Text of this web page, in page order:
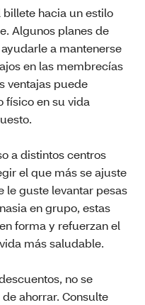
hacia un estilo
Algunos planes de
a mantenerse
en las membrecías
ventajas puede
físico en su vida
a distintos centros
el que más se ajuste
le guste levantar pesas
en grupo, estas
forma y refuerzan el
más saludable.
no se
ahorrar. Consulte